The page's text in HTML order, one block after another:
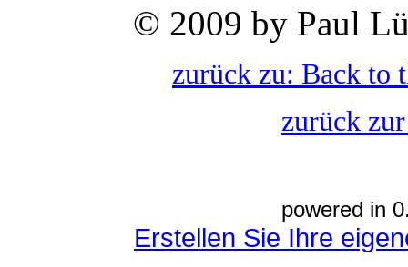
© 2009 by Paul
zurück zu: Back to
zurück
powered in
Erstellen Sie Ihre